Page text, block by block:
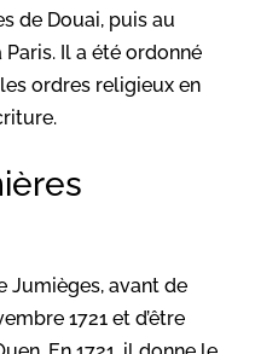
de Douai, puis au
Il a été ordonné
ordres religieux en
Jumièges, avant de
1721 et d’être